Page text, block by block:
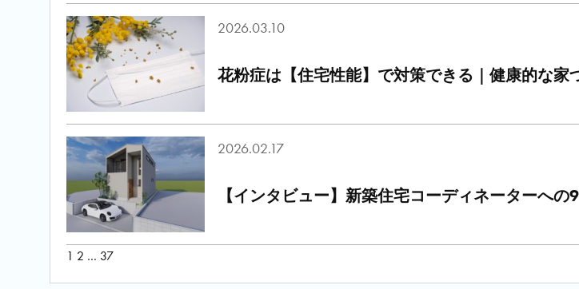
2026.03.10
花粉症は【住宅性能】で対策できる｜健康的な家
2026.02.17
【インタビュー】新築住宅コーディネーターへの
投
稿
1 2 … 37